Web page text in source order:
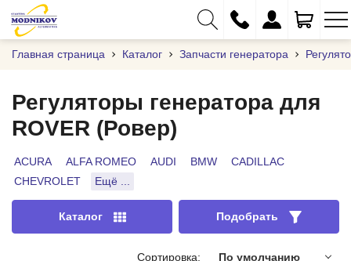
+375 (29) 333-01-01
+375 (17) 373-97-09
info@modnikov.com
Главная страница Каталог Запчасти генератора
Регуляторы генератора для
ROVER (Ровер)
ACURA ALFA ROMEO AUDI BMW
CADILLAC
CHEVROLET
Ещё ...
Каталог Подобрать
Сортировка: По умолчанию